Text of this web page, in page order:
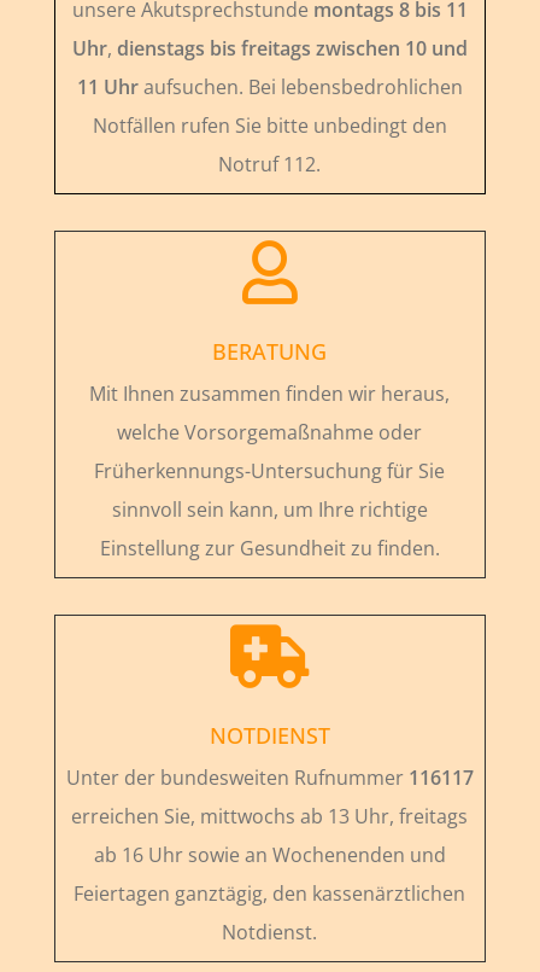
unsere Akutsprechstunde montags 8 bis 11
Uhr, dienstags bis freitags zwischen 10 und
11 Uhraufsuchen. Bei lebensbedrohlichen
Notfällen rufen Sie bitte unbedingt den
Notruf 112.

BERATUNG
Mit Ihnen zusammen finden wir heraus,
welche Vorsorgemaßnahme oder
Früherkennungs-Untersuchung für Sie
sinnvoll sein kann, um Ihre richtige
Einstellung zur Gesundheit zu finden.

NOTDIENST
Unter der bundesweiten Rufnummer 116117
erreichen Sie, mittwochs ab 13 Uhr, freitags
ab 16 Uhr sowie an Wochenenden und
Feiertagen ganztägig, den kassenärztlichen
Notdienst.